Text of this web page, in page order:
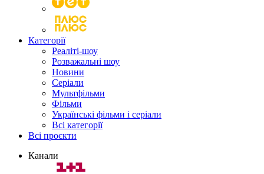
Категорії
Реаліті-шоу
Розважальні шоу
Новини
Серіали
Мультфільми
Фільми
Українські фільми і серіали
Всі категорії
Всі проєкти
Канали